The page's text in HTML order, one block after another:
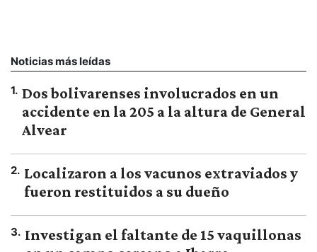
Noticias más leídas
1. Dos bolivarenses involucrados en un
accidente en la 205 a la altura de General
Alvear
2. Localizaron a los vacunos extraviados y
fueron restituidos a su dueño
3. Investigan el faltante de 15 vaquillonas